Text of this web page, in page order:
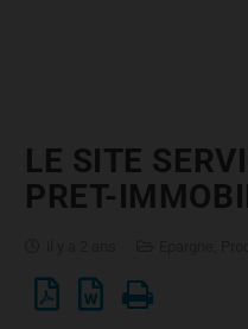
LE SITE
PRET-